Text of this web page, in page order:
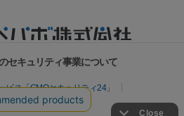
セキュリティ事業について
ス「GMOセキュリティ24」
リスク診断